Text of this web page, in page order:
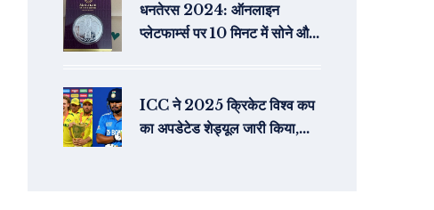
धनतेरस 2024: ऑनलाइन
प्लेटफार्म्स पर 10 मिनट में सोने और
ICC ने 2025 क्रिकेट विश्व कप
का अपडेटेड शेड्यूल जारी किया,